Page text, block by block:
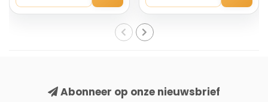
Voordelen:
Trendy, scandinavisch design
Hoog zitcomfort
Abonneer op onze nieuwsbrief